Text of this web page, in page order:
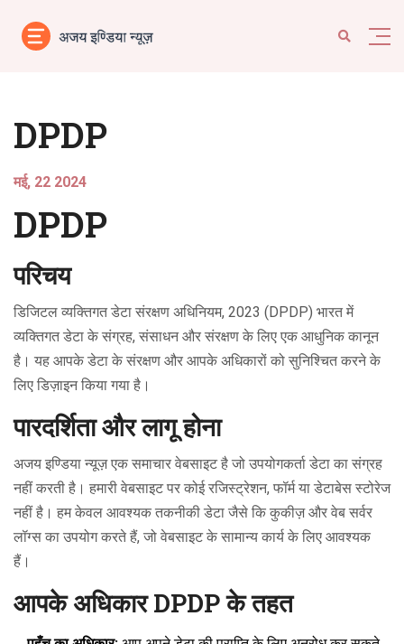
DPDP
मई, 22 2024
DPDP
परिचय
डिजिटल व्यक्तिगत डेटा संरक्षण अधिनियम, 2023 (DPDP) भारत में
व्यक्तिगत डेटा के संग्रह, संसाधन और संरक्षण के लिए एक आधुनिक कानून
है। यह आपके डेटा के संरक्षण और आपके अधिकारों को सुनिश्चित करने के
लिए डिज़ाइन किया गया है।
पारदर्शिता और लागू होना
अजय इण्डिया न्यूज़ एक समाचार वेबसाइट है जो उपयोगकर्ता डेटा का संग्रह
नहीं करती है। हमारी वेबसाइट पर कोई रजिस्ट्रेशन, फॉर्म या डेटाबेस स्टोरेज
नहीं है। हम केवल आवश्यक तकनीकी डेटा जैसे कि कुकीज़ और वेब सर्वर
लॉग्स का उपयोग करते हैं, जो वेबसाइट के सामान्य कार्य के लिए आवश्यक
हैं।
आपके अधिकार DPDP के तहत